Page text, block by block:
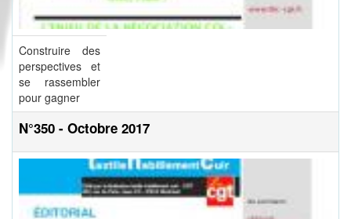
Construire des
perspectives et
se rassembler
pour gagner
N°350 - Octobre 2017